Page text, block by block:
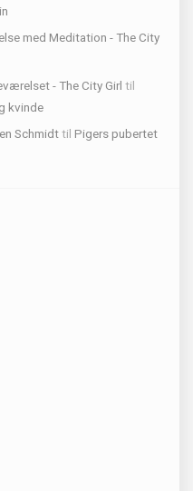
med Meditation - The City
- The City Girl til
kvinde
Schmidttil Pigers pubertet